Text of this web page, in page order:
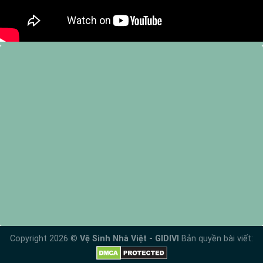
Copyright 2026 © Vệ Sinh Nhà Việt - GIDIVI Bản quyền bài viết: